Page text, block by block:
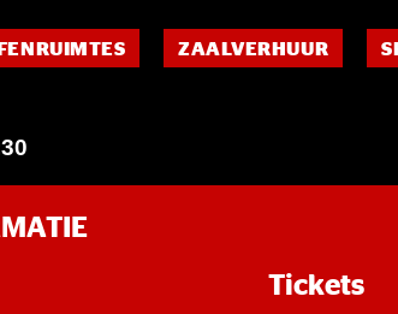
ZAALVERHUUR
Tickets